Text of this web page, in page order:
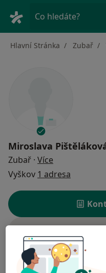
Co hledáte?
Hlavní Stránka Zubař
Miroslava
Zubař · Více
Vyškov 1 adresa
Ceník Adresy